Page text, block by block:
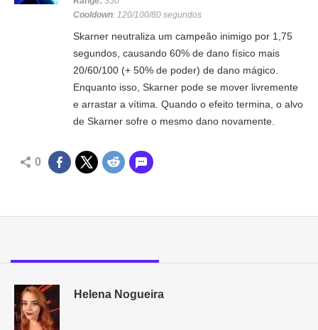
Cooldown: 120/100/80 segundos
Skarner neutraliza um campeão inimigo por 1,75
segundos, causando 60% de dano físico mais
20/60/100 (+ 50% de poder) de dano mágico.
Enquanto isso, Skarner pode se mover livremente
e arrastar a vítima. Quando o efeito termina, o alvo
de Skarner sofre o mesmo dano novamente.
0
Helena Nogueira